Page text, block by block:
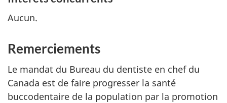
Aucun.
Remerciements
Le mandat du Bureau du dentiste en chef du
Canada est de faire progresser la santé
buccodentaire de la population par la promotion